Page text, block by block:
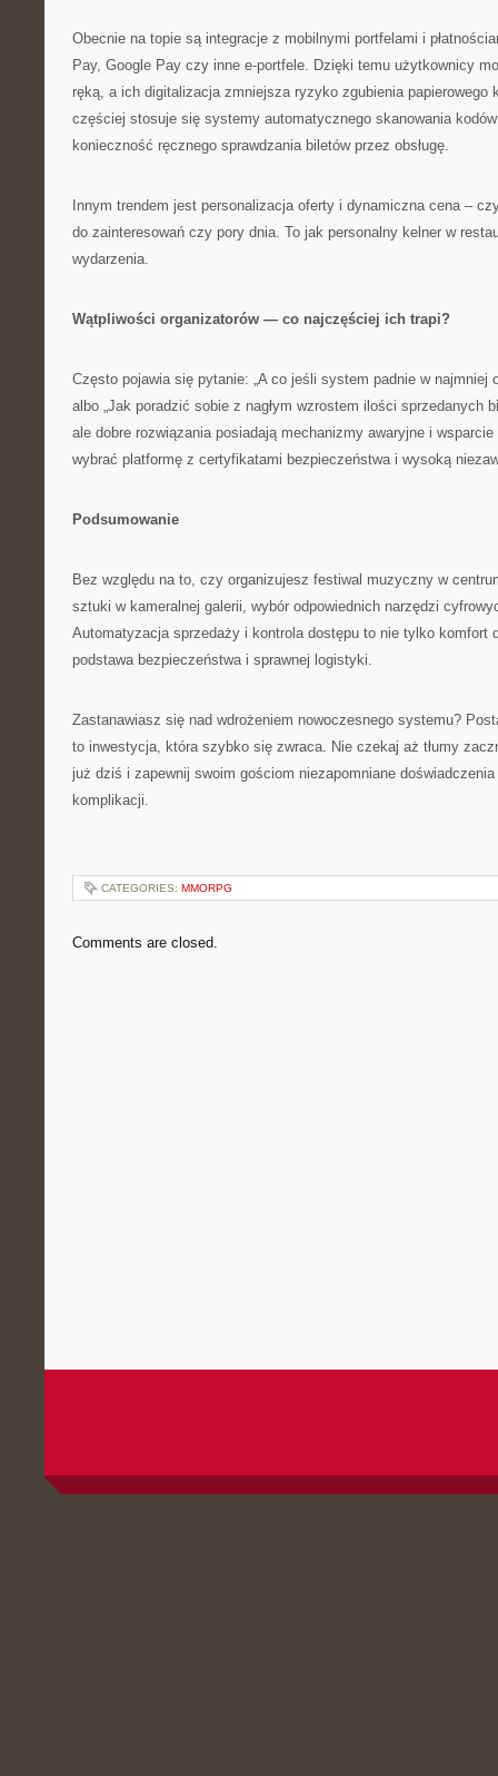
Obecnie na topie są integracje z mobilnymi portfelami i
Pay, Google Pay czy inne e-portfele. Dzięki temu użytkownicy
ręką, a ich digitalizacja zmniejsza ryzyko zgubienia papierowego
częściej stosuje się systemy automatycznego skanowania
konieczność ręcznego sprawdzania biletów przez obsługę.
Innym trendem jest personalizacja oferty i dynamiczna cena –
do zainteresowań czy pory dnia. To jak personalny kelner w
wydarzenia.
Wątpliwości organizatorów — co najczęściej ich trapi?
Często pojawia się pytanie: „A co jeśli system padnie w najmniej
albo „Jak poradzić sobie z nagłym wzrostem ilości sprzedanych
ale dobre rozwiązania posiadają mechanizmy awaryjne i
wybrać platformę z certyfikatami bezpieczeństwa i wysoką
Podsumowanie
Bez względu na to, czy organizujesz festiwal muzyczny w
sztuki w kameralnej galerii, wybór odpowiednich narzędzi
Automatyzacja sprzedaży i kontrola dostępu to nie tylko komfort
podstawa bezpieczeństwa i sprawnej logistyki.
Zastanawiasz się nad wdrożeniem nowoczesnego systemu?
to inwestycja, która szybko się zwraca. Nie czekaj aż tłumy
już dziś i zapewnij swoim gościom niezapomniane
komplikacji.
CATEGORIES: MMORPG
Comments are closed.